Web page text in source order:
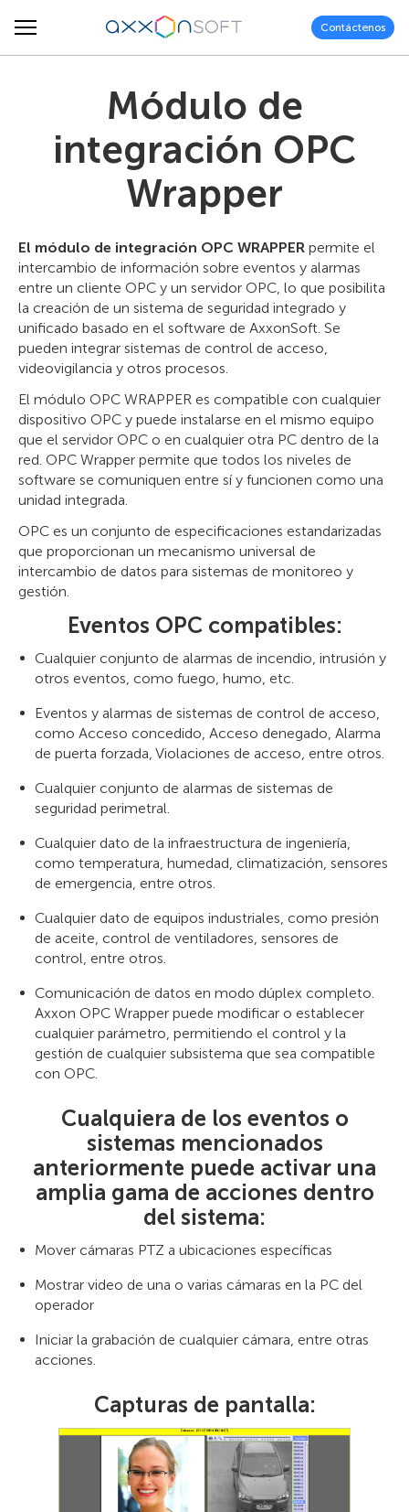
Contáctenos
Módulo de
integración OPC
Wrapper
El módulo de integración OPC WRAPPER permite el
intercambio de información sobre eventos y alarmas
entre un cliente OPC y un servidor OPC, lo que posibilita
la creación de un sistema de seguridad integrado y
unificado basado en el software de AxxonSoft. Se
pueden integrar sistemas de control de acceso,
videovigilancia y otros procesos.
El módulo OPC WRAPPER es compatible con cualquier
dispositivo OPC y puede instalarse en el mismo equipo
que el servidor OPC o en cualquier otra PC dentro de la
red. OPC Wrapper permite que todos los niveles de
software se comuniquen entre sí y funcionen como una
unidad integrada.
OPC es un conjunto de especificaciones estandarizadas
que proporcionan un mecanismo universal de
intercambio de datos para sistemas de monitoreo y
gestión.
Eventos OPC compatibles:
Cualquier conjunto de alarmas de incendio, intrusión y
otros eventos, como fuego, humo, etc.
Eventos y alarmas de sistemas de control de acceso,
como Acceso concedido, Acceso denegado, Alarma
de puerta forzada, Violaciones de acceso, entre otros.
Cualquier conjunto de alarmas de sistemas de
seguridad perimetral.
Cualquier dato de la infraestructura de ingeniería,
como temperatura, humedad, climatización, sensores
de emergencia, entre otros.
Cualquier dato de equipos industriales, como presión
de aceite, control de ventiladores, sensores de
control, entre otros.
Comunicación de datos en modo dúplex completo.
Axxon OPC Wrapper puede modificar o establecer
cualquier parámetro, permitiendo el control y la
gestión de cualquier subsistema que sea compatible
con OPC.
Cualquiera de los eventos o
sistemas mencionados
anteriormente puede activar una
amplia gama de acciones dentro
del sistema:
Mover cámaras PTZ a ubicaciones específicas
Mostrar video de una o varias cámaras en la PC del
operador
Iniciar la grabación de cualquier cámara, entre otras
acciones.
Capturas de pantalla: